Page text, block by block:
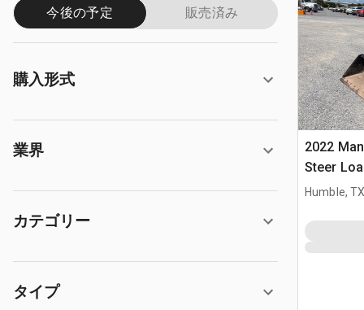
今後の予定 販売済み
購入形式
業界
カテゴリー
タイプ
2022
Steer
Humble,